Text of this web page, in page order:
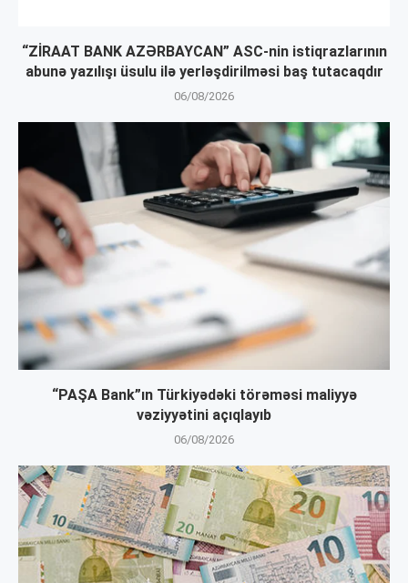
“ZİRAAT BANK AZƏRBAYCAN” ASC-nin istiqrazlarının
abunə yazılışı üsulu ilə yerləşdirilməsi baş tutacaqdır
06/08/2026
“PAŞA Bank”ın Türkiyədəki törəməsi maliyyə
vəziyyətini açıqlayıb
06/08/2026